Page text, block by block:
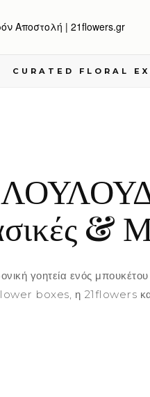
Αποστολή | 21flowers.gr
CURATED FLORAL
&
γοητεία ενός
boxes, η 21flowers